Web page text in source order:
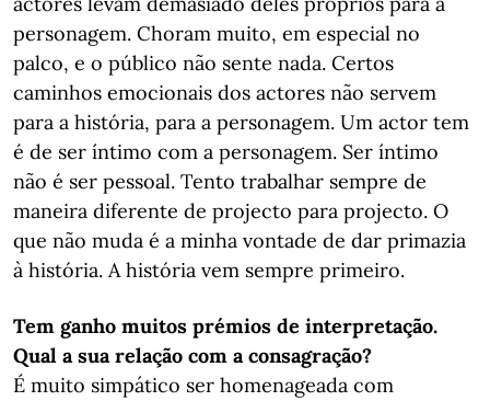
personagem. Choram muito, em especial no
palco, e o público não sente nada. Certos
caminhos emocionais dos actores não servem
para a história, para a personagem. Um actor tem
é de ser íntimo com a personagem. Ser íntimo
não é ser pessoal. Tento trabalhar sempre de
maneira diferente de projecto para projecto. O
que não muda é a minha vontade de dar primazia
à história. A história vem sempre primeiro.
Tem ganho muitos prémios de interpretação.
Qual a sua relação com a consagração?
É muito simpático ser homenageada com